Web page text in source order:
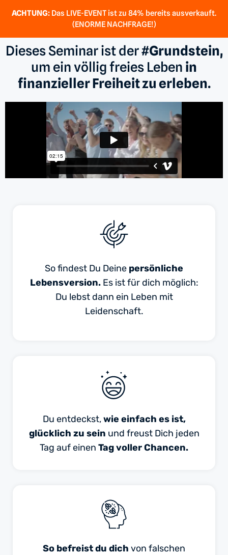
ACHTUNG: Das LIVE-EVENT ist zu 84% bereits ausverkauft.
(ENORME NACHFRAGE!)
Dieses Seminar ist der#Grundstein,
um ein völlig freies Leben in
finanzieller Freiheit zu erleben.
So findest Du Deine persönliche
Lebensversion.Es ist für dich möglich:
Du lebst dann ein Leben mit
Leidenschaft.
Du entdeckst,wie einfach es ist,
glücklich zu sein und freust Dich jeden
Tag auf einen Tag voller Chancen.
So befreist du dich von falschen